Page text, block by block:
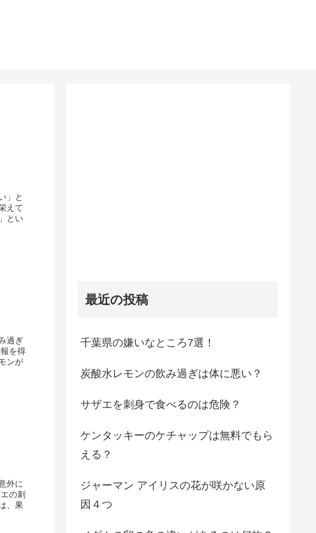
」と
えて
とい
過ぎ
を得
ンが
外に
の刺
、果
最近の投稿
千葉県の嫌いなところ7選！
炭酸水レモンの飲み過ぎは体に悪い？
サザエを刺身で食べるのは危険？
ケンタッキーのケチャップは無料でもら
える？
ジャーマン アイリスの花が咲かない原
因４つ